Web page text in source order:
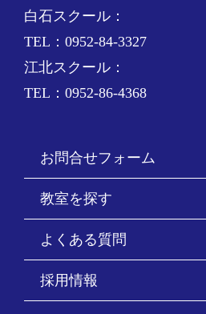
白石スクール：
TEL：0952-84-3327
江北スクール：
TEL：0952-86-4368
お問合せフォーム
教室を探す
よくある質問
採用情報